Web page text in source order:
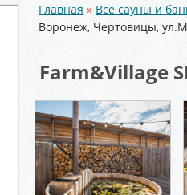
Вы здесь
Главная » Все сауны и
Воронеж, Чертовицы,
Farm&Village